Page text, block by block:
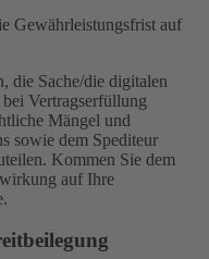
Gewährleistungsfrist auf
die Sache/die digitalen
Vertragserfüllung
Mängel und
sowie dem Spediteur
Kommen Sie dem
auf Ihre